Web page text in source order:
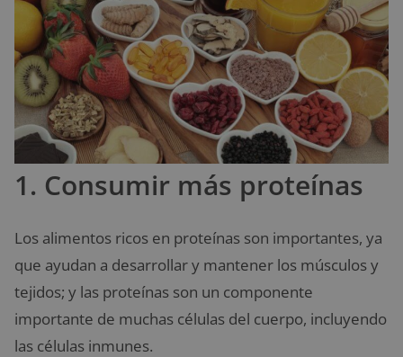
1. Consumir más proteínas
Los alimentos ricos en proteínas son importantes, ya
que ayudan a desarrollar y mantener los músculos y
tejidos; y las proteínas son un componente
importante de muchas células del cuerpo, incluyendo
las células inmunes.